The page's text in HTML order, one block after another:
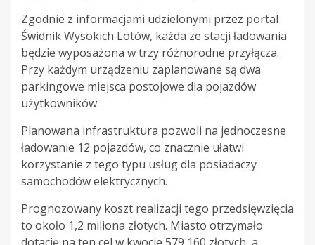
Zgodnie z informacjami udzielonymi przez portal
Świdnik Wysokich Lotów, każda ze stacji ładowania
będzie wyposażona w trzy różnorodne przyłącza.
Przy każdym urządzeniu zaplanowane są dwa
parkingowe miejsca postojowe dla pojazdów
użytkowników.
Planowana infrastruktura pozwoli na jednoczesne
ładowanie 12 pojazdów, co znacznie ułatwi
korzystanie z tego typu usług dla posiadaczy
samochodów elektrycznych.
Prognozowany koszt realizacji tego przedsięwzięcia
to około 1,2 miliona złotych. Miasto otrzymało
dotację na ten cel w kwocie 579 160 złotych, a